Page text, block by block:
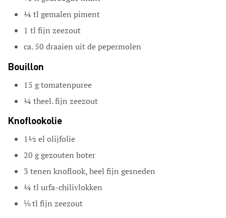
¼ tl gemalen piment
1 tl fijn zeezout
ca. 50 draaien uit de pepermolen
Bouillon
15 gtomatenpuree
¼ theel. fijn zeezout
Knoflookolie
1½ el olijfolie
20 ggezouten boter
3 tenen knoflook,heel fijn gesneden
¼ tl urfa-chilivlokken
⅛tl fijn zeezout